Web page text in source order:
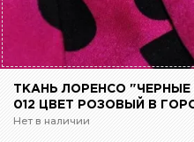
ТКАНЬ ЛОРЕНСО
012 ЦВЕТ РОЗОВЫЙ В
Нет в наличии